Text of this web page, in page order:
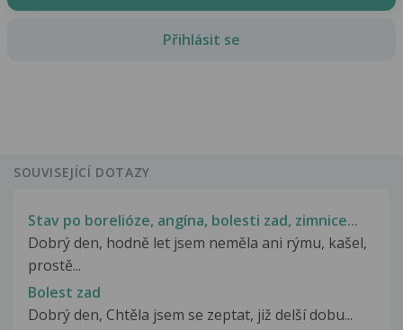
Přihlásit se
SOUVISEJÍCÍ DOTAZY
Stav po borelióze, angína, bolesti zad, zimnice...
Dobrý den, hodně let jsem neměla ani rýmu, kašel,
prostě...
Bolest zad
Dobrý den, Chtěla jsem se zeptat, již delší dobu...